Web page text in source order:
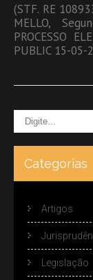
(STF. RE
MELLO,
PROCESSO
PUBLIC 15-05-
Categorias
Artigos
Legislação